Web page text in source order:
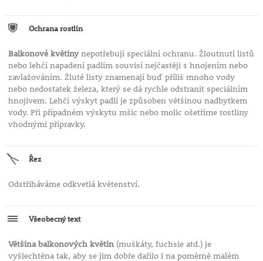
Ochrana rostlin
Balkonové květinynepotřebují speciální ochranu. Žloutnutí listů
nebo lehčí napadení padlím souvisí nejčastěji s hnojením nebo
zavlažováním. Žluté listy znamenají buď příliš mnoho vody
nebo nedostatek železa, který se dá rychle odstranit speciálním
hnojivem. Lehčí výskyt padlí je způsoben většinou nadbytkem
vody. Při případném výskytu mšic nebo molic ošetříme rostliny
vhodnými přípravky.
Řez
Odstřiháváme odkvetlá květenství.
Všeobecný text
Většina balkonových květin(muškáty, fuchsie atd.) je
vyšlechtěna tak, aby se jim dobře dařilo i na poměrně malém